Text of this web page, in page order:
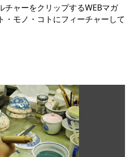
チャーをクリップするWEBマガ
・モノ・コトにフィーチャーして